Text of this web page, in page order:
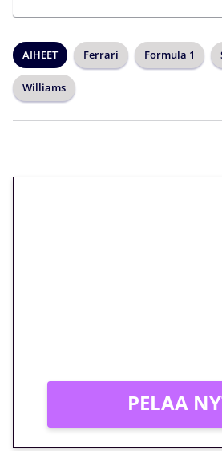
AIHEET Ferrari Formula 1
Williams
PELAA